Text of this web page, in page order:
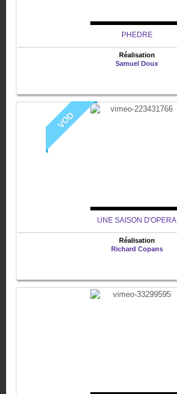
PHEDRE
Réalisation
Samuel Doux
VOD
UNE SAISON D'OPERA
Réalisation
Richard Copans